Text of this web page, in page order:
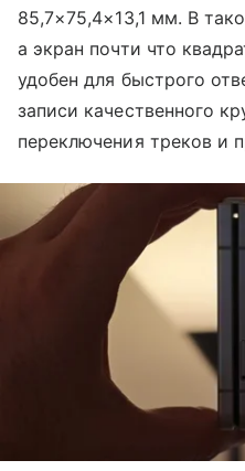
85,7×75,4×13,1 мм. В
а экран почти что
удобен для быстрого
записи качественного
переключения треков и